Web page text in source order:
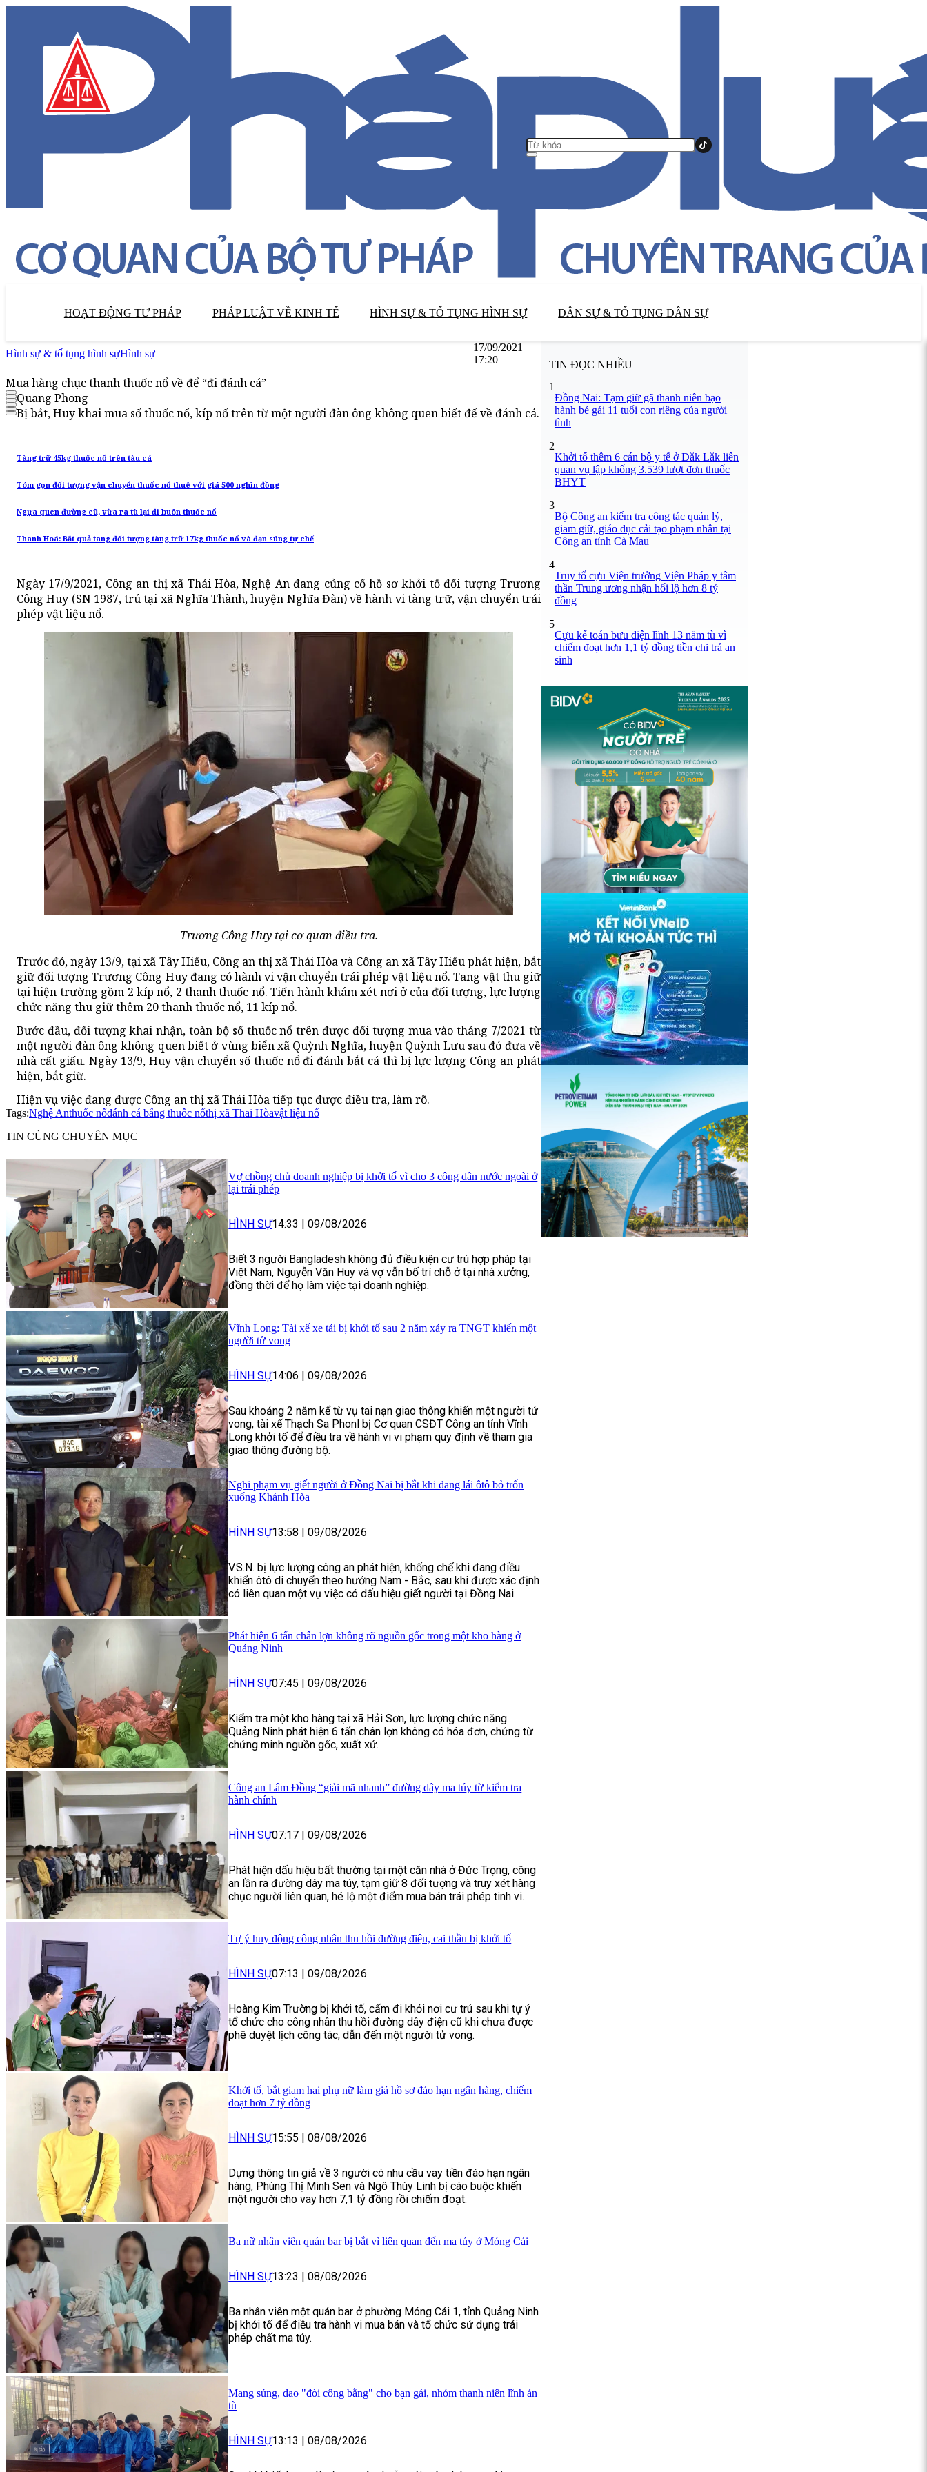
HOẠT ĐỘNG TƯ PHÁP PHÁP LUẬT VỀ KINH TẾ HÌNH SỰ & TỐ TỤNG HÌNH SỰ DÂN SỰ & TỐ TỤNG DÂN SỰ
Hình sự & tố tụng hình sựHình sự
17/09/2021
17:20
Mua hàng chục thanh thuốc nổ về để “đi đánh cá”
Quang Phong
Bị bắt, Huy khai mua số thuốc nổ, kíp nổ trên từ một người đàn ông không quen biết để về đánh cá.
Tàng trữ 45kg thuốc nổ trên tàu cá
Tóm gọn đối tượng vận chuyển thuốc nổ thuê với giá 500 nghìn đồng
Ngựa quen đường cũ, vừa ra tù lại đi buôn thuốc nổ
Thanh Hoá: Bắt quả tang đối tượng tàng trữ 17kg thuốc nổ và đạn súng tự chế
Ngày 17/9/2021, Công an thị xã Thái Hòa, Nghệ An đang củng cố hồ sơ khởi tố đối tượng Trương
Công Huy (SN 1987, trú tại xã Nghĩa Thành, huyện Nghĩa Đàn) về hành vi tàng trữ, vận chuyển trái
phép vật liệu nổ.
Trương Công Huy tại cơ quan điều tra.
Trước đó, ngày 13/9, tại xã Tây Hiếu, Công an thị xã Thái Hòa và Công an xã Tây Hiếu phát hiện, bắt
giữ đối tượng Trương Công Huy đang có hành vi vận chuyển trái phép vật liệu nổ. Tang vật thu giữ
tại hiện trường gồm 2 kíp nổ, 2 thanh thuốc nổ. Tiến hành khám xét nơi ở của đối tượng, lực lượng
chức năng thu giữ thêm 20 thanh thuốc nổ, 11 kíp nổ.
Bước đầu, đối tượng khai nhận, toàn bộ số thuốc nổ trên được đối tượng mua vào tháng 7/2021 từ
một người đàn ông không quen biết ở vùng biển xã Quỳnh Nghĩa, huyện Quỳnh Lưu sau đó đưa về
nhà cất giấu. Ngày 13/9, Huy vận chuyển số thuốc nổ đi đánh bắt cá thì bị lực lượng Công an phát
hiện, bắt giữ.
Hiện vụ việc đang được Công an thị xã Thái Hòa tiếp tục được điều tra, làm rõ.
Tags:Nghệ Anthuốc nổđánh cá bằng thuốc nổthị xã Thai Hòavật liệu nổ
TIN CÙNG CHUYÊN MỤC
Vợ chồng chủ doanh nghiệp bị khởi tố vì cho 3 công dân nước ngoài ở
lại trái phép
HÌNH SỰ14:33 09/08/2026
Biết 3 người Bangladesh không đủ điều kiện cư trú hợp pháp tại
Việt Nam, Nguyễn Văn Huy và vợ vẫn bố trí chỗ ở tại nhà xưởng,
đồng thời để họ làm việc tại doanh nghiệp.
Vĩnh Long: Tài xế xe tải bị khởi tố sau 2 năm xảy ra TNGT khiến một
người tử vong
HÌNH SỰ14:06 | 09/08/2026
Sau khoảng 2 năm kể từ vụ tai nạn giao thông khiến một người tử
vong, tài xế Thạch Sa Phonl bị Cơ quan CSĐT Công an tỉnh Vĩnh
Long khởi tố để điều tra về hành vi vi phạm quy định về tham gia
giao thông đường bộ.
Nghi phạm vụ giết người ở Đồng Nai bị bắt khi đang lái ôtô bỏ trốn
xuống Khánh Hòa
HÌNH SỰ13:58 | 09/08/2026
V.S.N. bị lực lượng công an phát hiện, khống chế khi đang điều
khiển ôtô di chuyển theo hướng Nam - Bắc, sau khi được xác định
có liên quan một vụ việc có dấu hiệu giết người tại Đồng Nai.
Phát hiện 6 tấn chân lợn không rõ nguồn gốc trong một kho hàng ở
Quảng Ninh
HÌNH SỰ07:45 09/08/2026
Kiểm tra một kho hàng tại xã Hải Sơn, lực lượng chức năng
Quảng Ninh phát hiện 6 tấn chân lợn không có hóa đơn, chứng từ
chứng minh nguồn gốc, xuất xứ.
Công an Lâm Đồng “giải mã nhanh” đường dây ma túy từ kiểm tra
hành chính
HÌNH SỰ07:17 | 09/08/2026
Phát hiện dấu hiệu bất thường tại một căn nhà ở Đức Trọng, công
an lần ra đường dây ma túy, tạm giữ 8 đối tượng và truy xét hàng
chục người liên quan, hé lộ một điểm mua bán trái phép tinh vi.
Tự ý huy động công nhân thu hồi đường điện, cai thầu bị khởi tố
HÌNH SỰ07:13 09/08/2026
Hoàng Kim Trường bị khởi tố, cấm đi khỏi nơi cư trú sau khi tự ý
tổ chức cho công nhân thu hồi đường dây điện cũ khi chưa được
phê duyệt lịch công tác, dẫn đến một người tử vong.
Khởi tố, bắt giam hai phụ nữ làm giả hồ sơ đáo hạn ngân hàng, chiếm
đoạt hơn 7 tỷ đồng
HÌNH SỰ15:55 | 08/08/2026
Dựng thông tin giả về 3 người có nhu cầu vay tiền đáo hạn ngân
hàng, Phùng Thị Minh Sen và Ngô Thùy Linh bị cáo buộc khiến
một người cho vay hơn 7,1 tỷ đồng rồi chiếm đoạt.
Ba nữ nhân viên quán bar bị bắt vì liên quan đến ma túy ở Móng Cái
HÌNH SỰ13:23 08/08/2026
Ba nhân viên một quán bar ở phường Móng Cái 1, tỉnh Quảng Ninh
bị khởi tố để điều tra hành vi mua bán và tổ chức sử dụng trái
phép chất ma túy.
Mang súng, dao "đòi công bằng" cho bạn gái, nhóm thanh niên lĩnh án
tù
HÌNH SỰ13:13 | 08/08/2026
TIN ĐỌC NHIỀU
1
Đồng Nai: Tạm giữ gã thanh niên bạo
hành bé gái 11 tuổi con riêng của người
tình
2
Khởi tố thêm 6 cán bộ y tế ở Đắk Lắk liên
quan vụ lập khống 3.539 lượt đơn thuốc
BHYT
3
Bộ Công an kiểm tra công tác quản lý,
giam giữ, giáo dục cải tạo phạm nhân tại
Công an tỉnh Cà Mau
4
Truy tố cựu Viện trưởng Viện Pháp y tâm
thần Trung ương nhận hối lộ hơn 8 tỷ
đồng
5
Cựu kế toán bưu điện lĩnh 13 năm tù vì
chiếm đoạt hơn 1,1 tỷ đồng tiền chi trả an
sinh